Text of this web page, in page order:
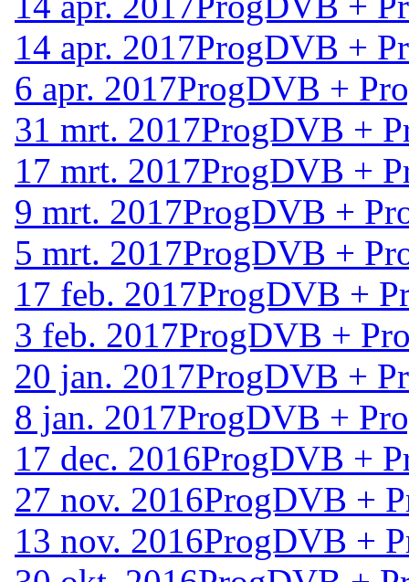
14 apr. 2017ProgDVB +
6 apr. 2017ProgDVB +
31 mrt. 2017ProgDVB +
17 mrt. 2017ProgDVB +
9 mrt. 2017ProgDVB +
5 mrt. 2017ProgDVB +
17 feb. 2017ProgDVB +
3 feb. 2017ProgDVB +
20 jan. 2017ProgDVB +
8 jan. 2017ProgDVB +
17 dec. 2016ProgDVB +
27 nov. 2016ProgDVB +
13 nov. 2016ProgDVB +